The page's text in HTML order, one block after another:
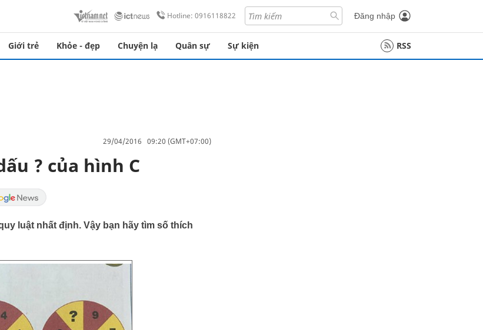
Hotline: 0916118822 Đăng nhập
Giới trẻ Khỏe - đẹp Chuyện lạ Quân sự Sự kiện RSS
29/04/2016 09:20 (GMT+07:00)
? của hình C
luật nhất định. Vậy bạn hãy tìm số thích